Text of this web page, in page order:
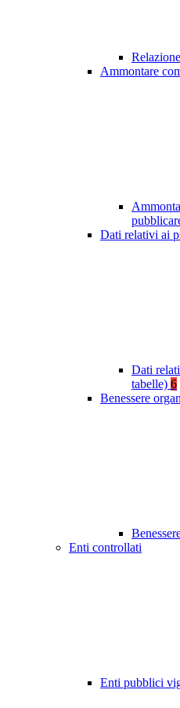
Ammontare
Dati relativi ai
Dati
tabelle) 6
Benessere
Enti controllati
Enti pubblici